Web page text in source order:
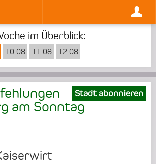
im Überblick:
10.08 11.08 12.08
Stadt abonnieren
am Sonntag